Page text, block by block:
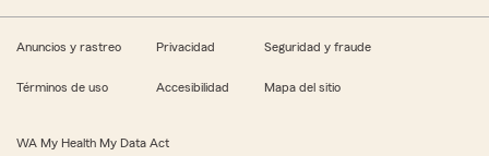
Anuncios y rastreo Privacidad Seguridad y fraude
Términos de uso Accesibilidad Mapa del sitio
WA My Health My Data Act